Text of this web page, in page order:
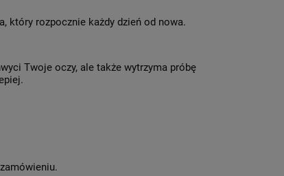
który rozpocznie każdy dzień od nowa.
Twoje oczy, ale także wytrzyma próbę